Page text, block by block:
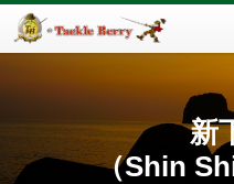
新
（Shin